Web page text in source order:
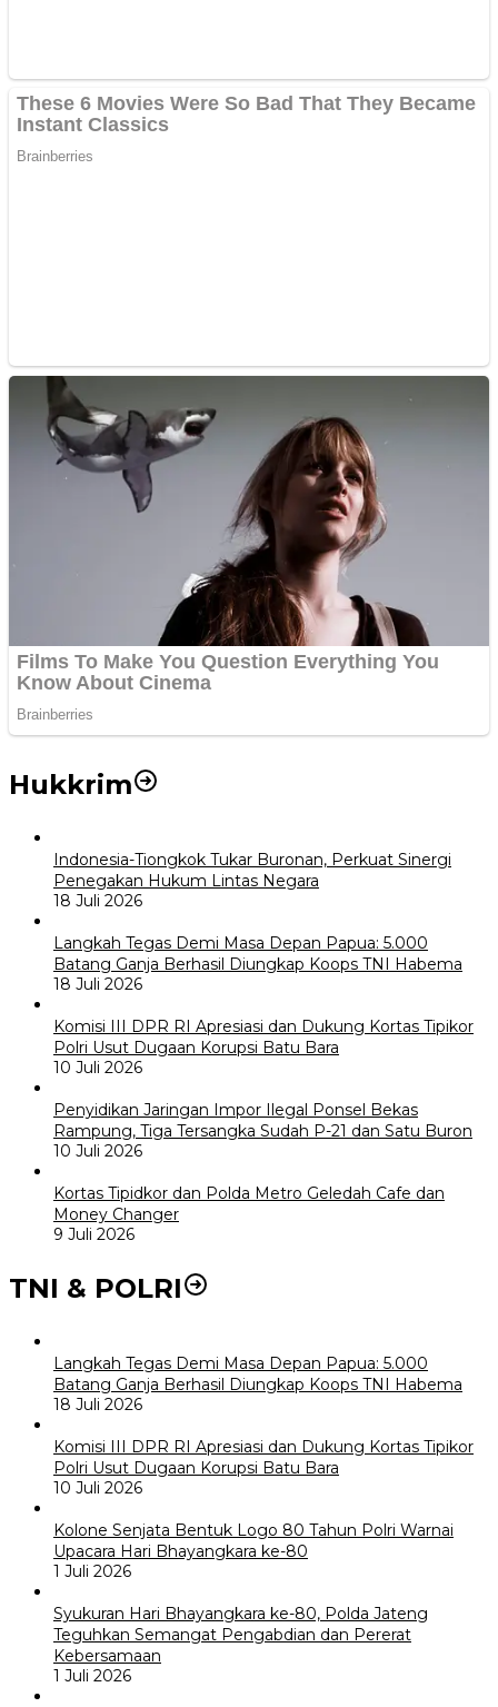
Hukkrim
Indonesia-Tiongkok Tukar Buronan, Perkuat Sinergi
Penegakan Hukum Lintas Negara
18 Juli 2026
Langkah Tegas Demi Masa Depan Papua: 5.000
Batang Ganja Berhasil Diungkap Koops TNI Habema
18 Juli 2026
Komisi III DPR RI Apresiasi dan Dukung Kortas Tipikor
Polri Usut Dugaan Korupsi Batu Bara
10 Juli 2026
Penyidikan Jaringan Impor Ilegal Ponsel Bekas
Rampung, Tiga Tersangka Sudah P-21 dan Satu Buron
10 Juli 2026
Kortas Tipidkor dan Polda Metro Geledah Cafe dan
Money Changer
9 Juli 2026
TNI & POLRI
Langkah Tegas Demi Masa Depan Papua: 5.000
Batang Ganja Berhasil Diungkap Koops TNI Habema
18 Juli 2026
Komisi III DPR RI Apresiasi dan Dukung Kortas Tipikor
Polri Usut Dugaan Korupsi Batu Bara
10 Juli 2026
Kolone Senjata Bentuk Logo 80 Tahun Polri Warnai
Upacara Hari Bhayangkara ke-80
1 Juli 2026
Syukuran Hari Bhayangkara ke-80, Polda Jateng
Teguhkan Semangat Pengabdian dan Pererat
Kebersamaan
1 Juli 2026